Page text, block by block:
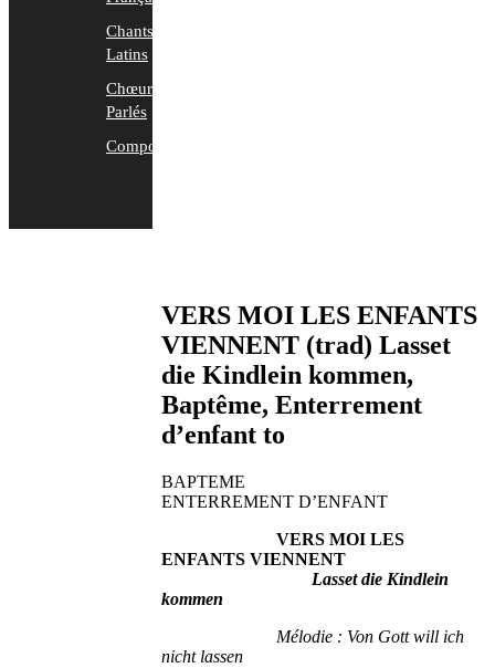
VERS MOI LES ENFANTS
VIENNENT (trad) Lasset
die Kindlein kommen,
Baptême, Enterrement
d’enfant to
BAPTEME
ENTERREMENT D’ENFANT
VERS MOI LES
ENFANTS VIENNENT
Lasset die Kindlein
kommen
Mélodie : Von Gott will ich
nicht lassen
Chants
Latins
Chœurs
Parlés
Compositions